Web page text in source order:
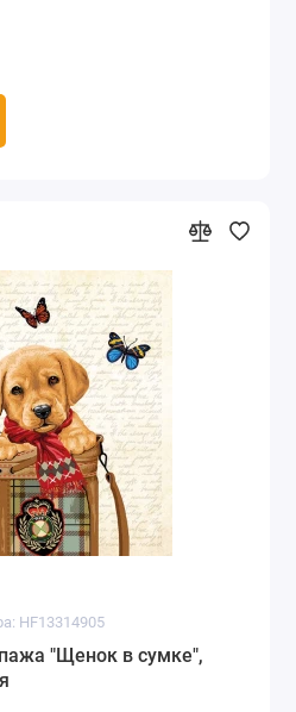
HF13314905
"Щенок в сумке",